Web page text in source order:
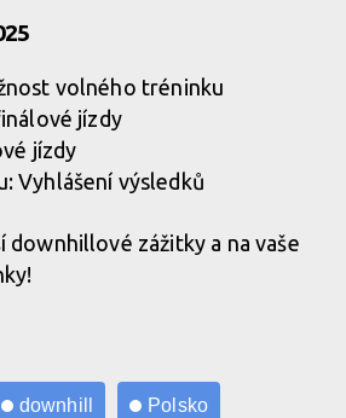
volného tréninku
jízdy
jízdy
Vyhlášení výsledků
downhillové zážitky a na vaše
downhill Polsko